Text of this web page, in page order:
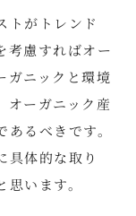
トがトレンド
考慮すればオー
ガニックと環境
オーガニック産
るべきです。
具体的な取り
います。